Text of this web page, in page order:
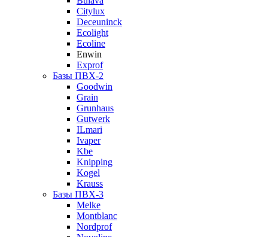
Citylux
Deceuninck
Ecolight
Ecoline
Enwin
Exprof
Базы ПВХ-2
Goodwin
Grain
Grunhaus
Gutwerk
ILmari
Ivaper
Kbe
Knipping
Kogel
Krauss
Базы ПВХ-3
Melke
Montblanc
Nordprof